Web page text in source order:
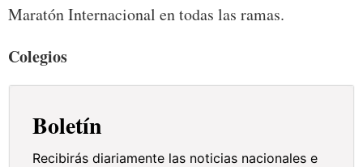
Maratón Internacional en todas las ramas.
Colegios
Boletín
Recibirás diariamente las noticias nacionales e